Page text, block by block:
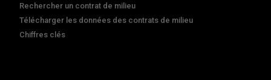
Rechercher un contrat de milieu
Télécharger les données des contrats de milieu
Chiffres clés